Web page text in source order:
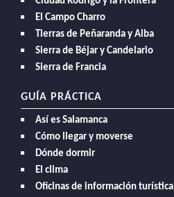
El Campo Charro
Tierras de Peñaranda y Alba
Sierra de Béjar y Candelario
Sierra de Francia
GUÍA PRÁCTICA
Así es Salamanca
Cómo llegar y moverse
Dónde dormir
El clima
Oficinas de información turística